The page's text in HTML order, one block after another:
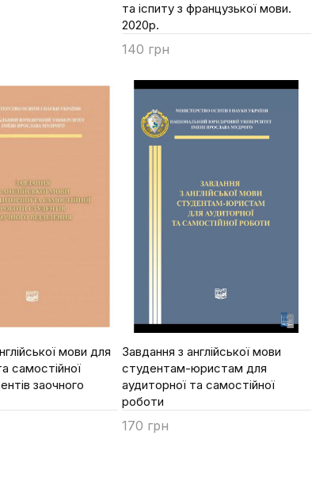
та іспиту з французької мови.
2020р.
140 грн
мови для
самостійної
заочного
Завдання з англійської мови
студентам-юристам для
аудиторної та самостійної
роботи
170 грн